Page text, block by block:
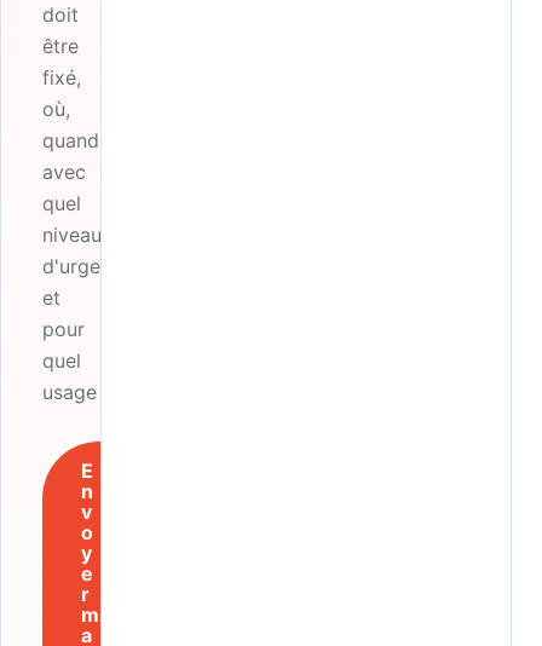
doit
être
fixé,
où,
quand,
avec
quel
niveau
d'urgence
et
pour
quel
usage ?
E
n
v
o
y
e
r
m
a